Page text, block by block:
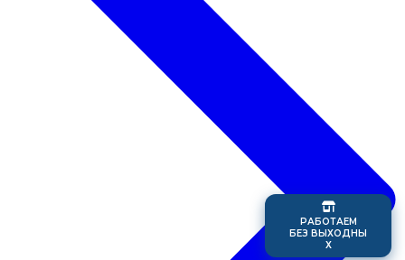
РАБОТАЕМ
БЕЗ ВЫХОДНЫ
Х